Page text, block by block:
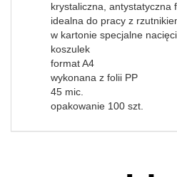
krystaliczna, antystatyczna
idealna do pracy z
w kartonie specjalne
koszulek
format A4
wykonana z folii PP
45 mic.
opakowanie 100 szt.